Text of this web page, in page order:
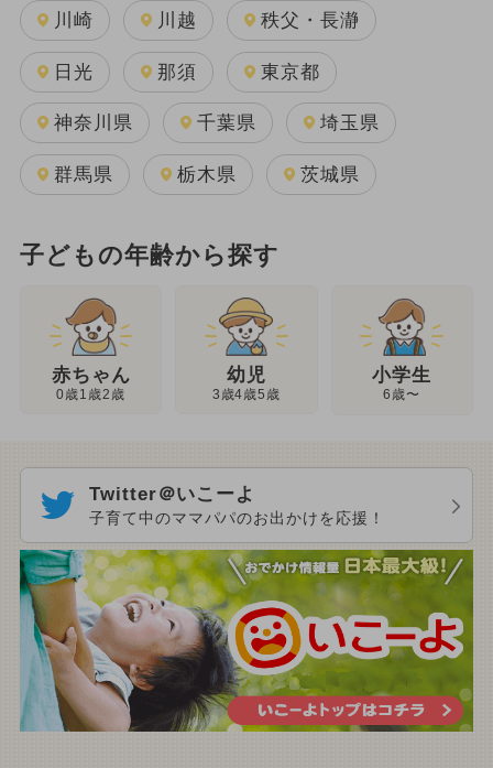
川崎 川越 秩父・長瀞
日光 那須 東京都
神奈川県 千葉県 埼玉県
群馬県 栃木県 茨城県
子どもの年齢から探す
赤ちゃん
0歳1歳2歳
幼児
3歳4歳5歳
小学生
6歳〜
Twitter＠いこーよ
子育て中のママパパのお出かけを応援！